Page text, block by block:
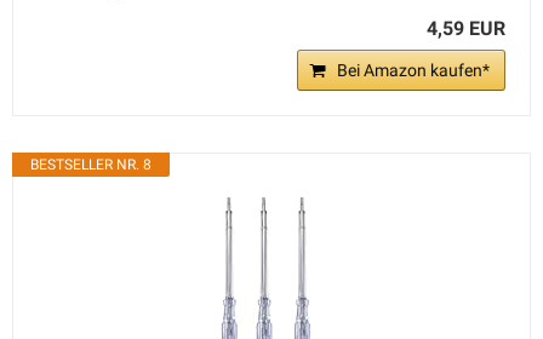
4,59 EUR
Bei Amazon kaufen*
BESTSELLER NR. 8